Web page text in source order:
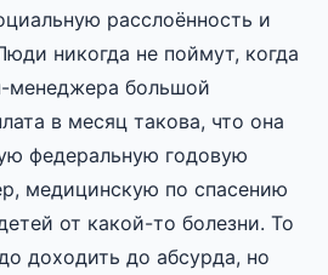
расслоённость и
никогда не поймут, когда
менеджера большой
в месяц такова, что она
федеральную годовую
медицинскую по спасению
от какой-то болезни. То
доходить до абсурда, но